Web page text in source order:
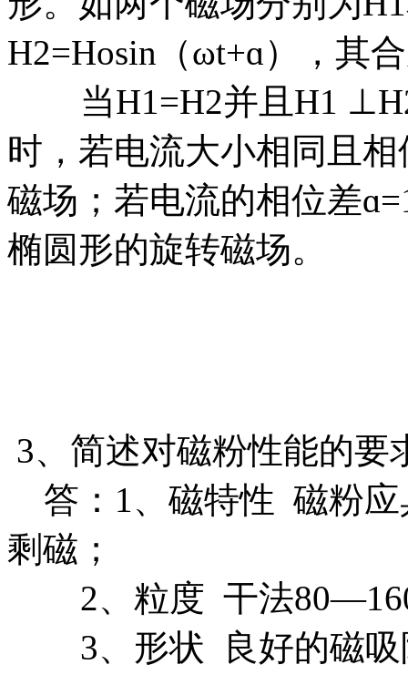
H2=Hosin（ωt+ɑ），其
当H1=H2并且H1 ⊥H2
时，若电流大小相同且
磁场；若电流的相位差
椭圆形的旋转磁场。
3、简述对磁粉性能的要
答：1、磁特性 磁粉应
剩磁；
2、粒度 干法80—160
3、形状 良好的磁吸